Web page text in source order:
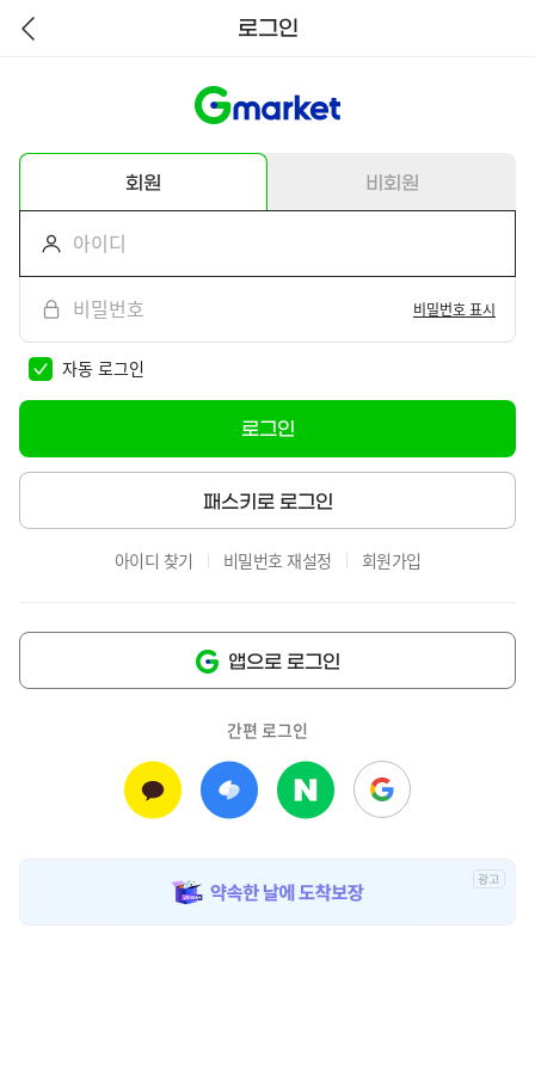
뒤
로그인
회원 비회원
비밀번호 표시
자동 로그인
로그인
패스키로 로그인
아이디 찾기 비밀번호 재설정 회원가입
앱으로 로그인
간편 로그인